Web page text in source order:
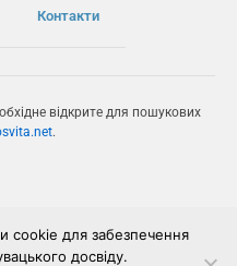
Контакти
відкрите для пошукових
.
cookie для забезпечення
досвіду.